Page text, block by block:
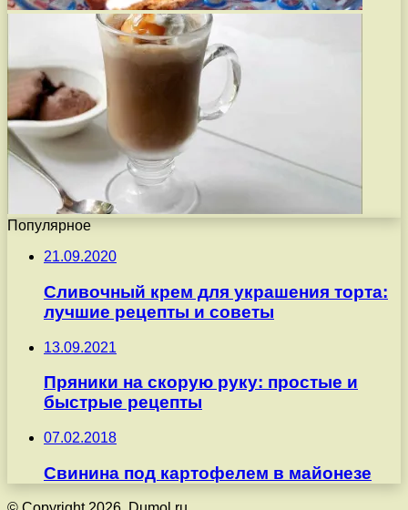
Популярное
21.09.2020
Сливочный крем для украшения торта:
лучшие рецепты и советы
13.09.2021
Пряники на скорую руку: простые и
быстрые рецепты
07.02.2018
Свинина под картофелем в майонезе